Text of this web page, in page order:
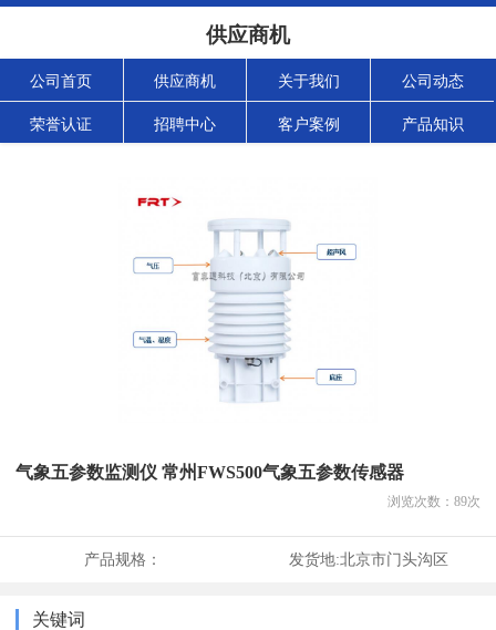
供应商机
公司首页 供应商机 关于我们 公司动态
荣誉认证 招聘中心 客户案例 产品知识
气象五参数监测仪 常州FWS500气象五参数传感器
浏览次数： 89次
产品规格： 发货地:北京市门头沟区
关键词